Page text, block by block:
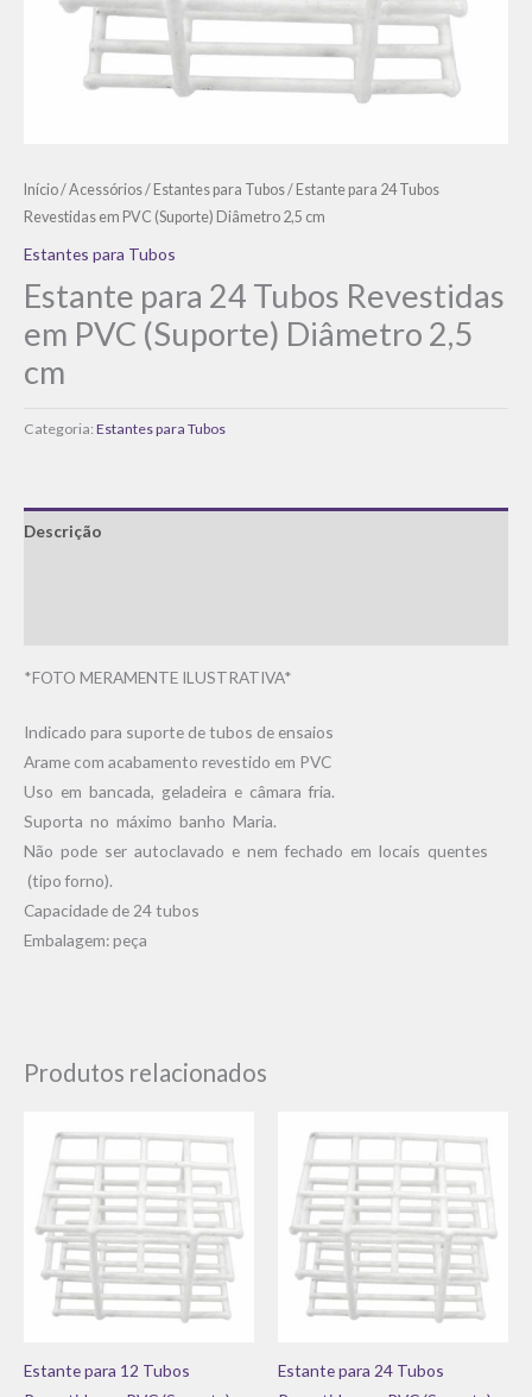
Início/Acessórios/ Estantes para Tubos/ Estante para 24 Tubos
Revestidas em PVC (Suporte) Diâmetro 2,5 cm
Estantes para Tubos
Estante para 24 Tubos Revestidas
em PVC (Suporte) Diâmetro 2,5
cm
Categoria: Estantes para Tubos
Descrição
*FOTO MERAMENTE ILUSTRATIVA*
Indicado para suporte de tubos de ensaios
Arame com acabamento revestido em PVC
Uso em bancada, geladeira e câmara fria.
Suporta no máximo banho Maria.
Não pode ser autoclavado e nem fechado em locais quentes
(tipo forno).
Capacidade de 24 tubos
Embalagem: peça
Produtos relacionados
Estante para 12 Tubos
Estante para 24 Tubos